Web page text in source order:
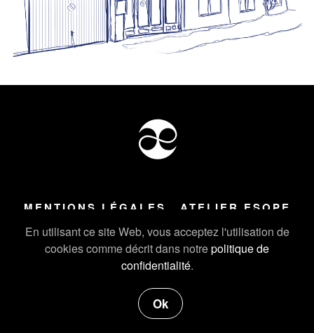
En utilisant ce site Web, vous acceptez l'utilisation de
cookies comme décrit dans notrepolitique de
confidentialité.
Ok
MENTIONS LÉGALES ATELIER ESOPE